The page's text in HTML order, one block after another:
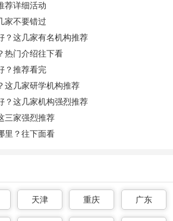
荐详细活动
家不要错过
？这几家有名机构推荐
热门介绍往下看
？推荐看完
这几家研学机构推荐
？这几家机构强烈推荐
三家强烈推荐
里？往下面看
天津 重庆 广东